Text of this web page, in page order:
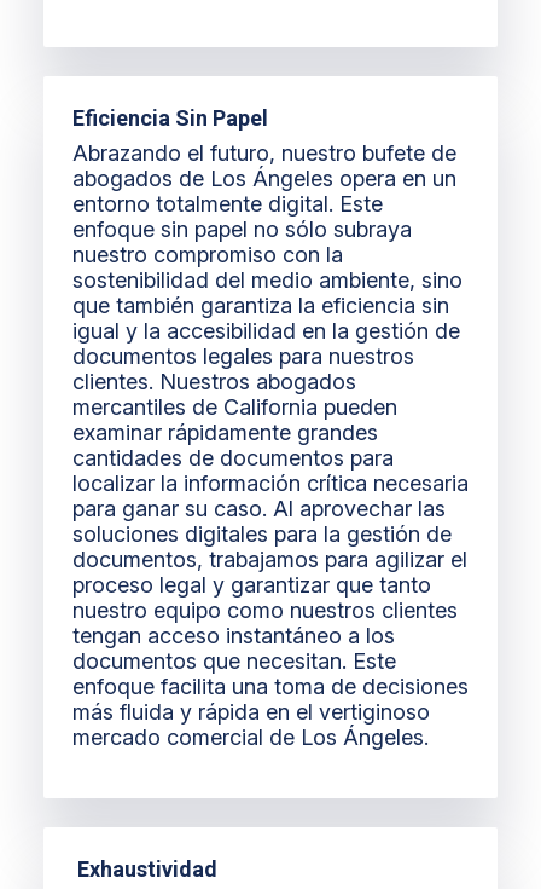
Eficiencia Sin Papel
Abrazando el futuro, nuestro bufete de
abogados de Los Ángeles opera en un
entorno totalmente digital. Este
enfoque sin papel no sólo subraya
nuestro compromiso con la
sostenibilidad del medio ambiente, sino
que también garantiza la eficiencia sin
igual y la accesibilidad en la gestión de
documentos legales para nuestros
clientes. Nuestros abogados
mercantiles de California pueden
examinar rápidamente grandes
cantidades de documentos para
localizar la información crítica necesaria
para ganar su caso. Al aprovechar las
soluciones digitales para la gestión de
documentos, trabajamos para agilizar el
proceso legal y garantizar que tanto
nuestro equipo como nuestros clientes
tengan acceso instantáneo a los
documentos que necesitan. Este
enfoque facilita una toma de decisiones
más fluida y rápida en el vertiginoso
mercado comercial de Los Ángeles.
Exhaustividad